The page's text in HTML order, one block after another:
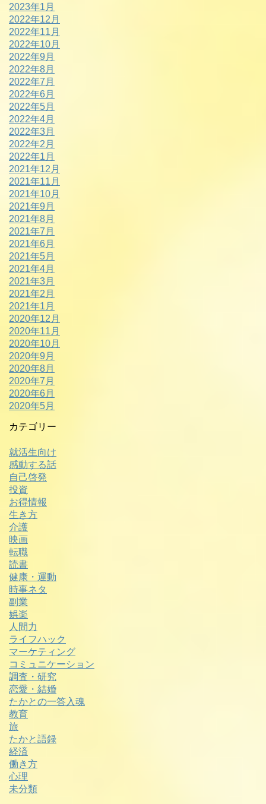
2023年1月
2022年12月
2022年11月
2022年10月
2022年9月
2022年8月
2022年7月
2022年6月
2022年5月
2022年4月
2022年3月
2022年2月
2022年1月
2021年12月
2021年11月
2021年10月
2021年9月
2021年8月
2021年7月
2021年6月
2021年5月
2021年4月
2021年3月
2021年2月
2021年1月
2020年12月
2020年11月
2020年10月
2020年9月
2020年8月
2020年7月
2020年6月
2020年5月
カテゴリー
就活生向け
感動する話
自己啓発
投資
お得情報
生き方
介護
映画
転職
読書
健康・運動
時事ネタ
副業
娯楽
人間力
ライフハック
マーケティング
コミュニケーション
調査・研究
恋愛・結婚
たかとの一答入魂
教育
旅
たかと語録
経済
働き方
心理
未分類